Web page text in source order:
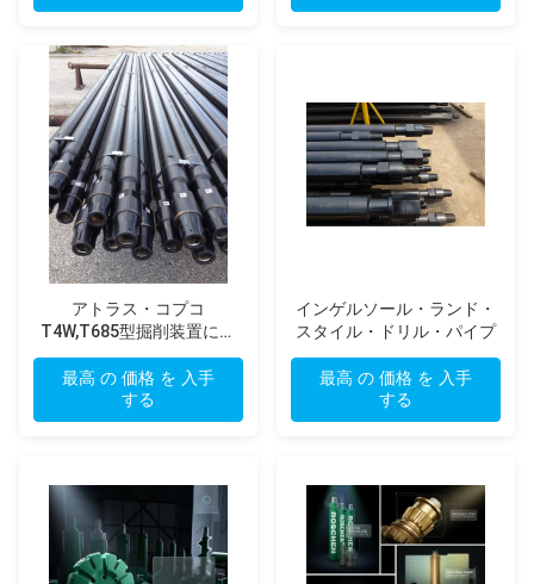
アトラス・コプコ
T4W,T685型掘削装置に使
用されたインゲルソール・
ランド・スタイル DTH掘削
管
最高 の 価格 を 入手
する
インゲルソール・ランド・
スタイル・ドリル・パイプ
最高 の 価格 を 入手
する